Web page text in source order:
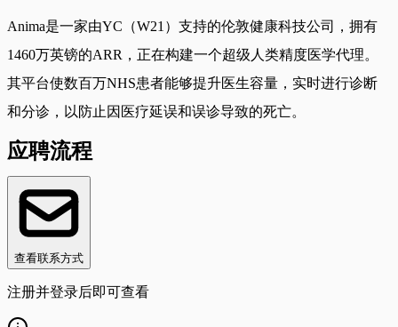
Anima是一家由YC（W21）支持的伦敦健康科技公司，拥有
1460万英镑的ARR，正在构建一个超级人类精度医学代理。
其平台使数百万NHS患者能够提升医生容量，实时进行诊断
和分诊，以防止因医疗延误和误诊导致的死亡。
应聘流程
查看联系方式
注册并登录后即可查看